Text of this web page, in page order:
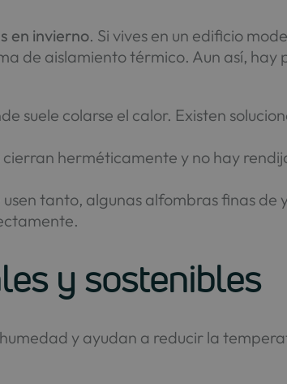
en invierno. Si vives en un edificio
de aislamiento térmico. Aun así, hay
suele colarse el calor. Existen
herméticamente y no hay
tanto, algunas alfombras finas de
y sostenibles
y ayudan a reducir la